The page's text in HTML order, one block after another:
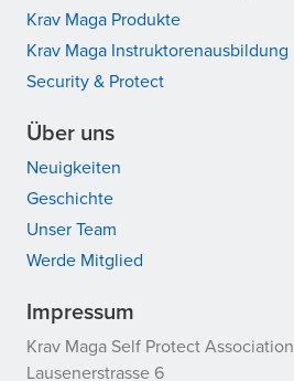
Krav Maga Produkte
Krav Maga Instruktorenausbildung
Security & Protect
Über uns
Neuigkeiten
Geschichte
Unser Team
Werde Mitglied
Impressum
Krav Maga Self Protect Association
Lausenerstrasse 6